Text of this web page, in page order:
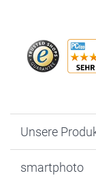
Unsere
Fotogeschenke
smartphoto